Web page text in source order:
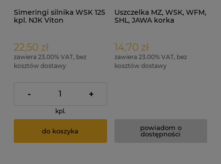
Simeringi silnika WSK 125
kpl. NJK Viton
22,50 zł
zawiera 23.00% VAT, bez
kosztów dostawy
- +
kpl.
do koszyka
Uszczelka MZ, WSK, WFM,
SHL, JAWA korka
14,70 zł
zawiera 23.00% VAT, bez
kosztów dostawy
powiadom o
dostępności